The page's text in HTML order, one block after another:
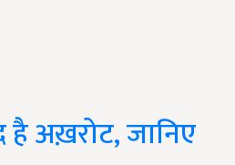
अख़रोट, जानिए